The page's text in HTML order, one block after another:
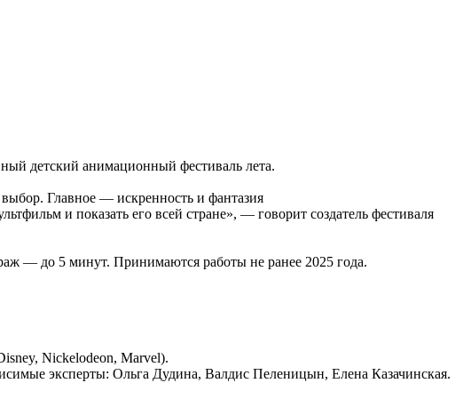
детский анимационный фестиваль лета.
Главное — искренность и фантазия
и показать его всей стране», — говорит создатель фестиваля
— до 5 минут. Принимаются работы не ранее 2025 года.
Nickelodeon, Marvel).
эксперты: Ольга Дудина, Валдис Пеленицын, Елена Казачинская.